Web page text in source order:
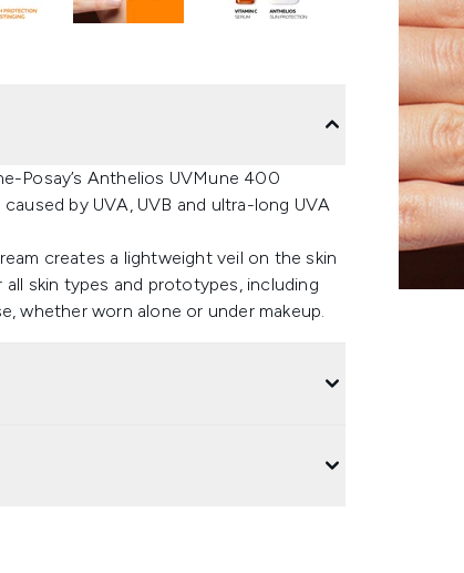
Posay’s Anthelios UVMune 400
by UVA, UVB and ultra-long UVA
creates a lightweight veil on the skin
skin types and prototypes, including
whether worn alone or under makeup.